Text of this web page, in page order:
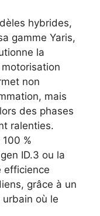
hybrides,
gamme Yaris,
la
non
mais
des phases
ralenties.
%
ID.3 ou la
efficience
grâce à un
où le